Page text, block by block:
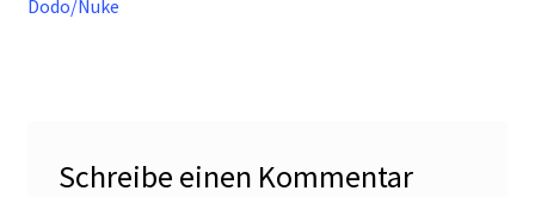
Dodo/Nuke
Schreibe einen Kommentar